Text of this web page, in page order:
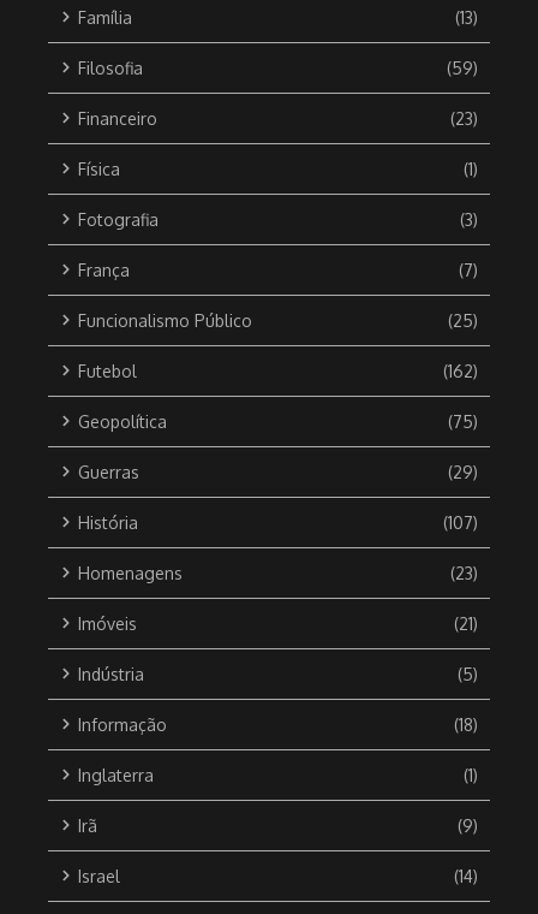
Família (13)
Filosofia (59)
Financeiro (23)
Física (1)
Fotografia (3)
França (7)
Funcionalismo Público (25)
Futebol (162)
Geopolítica (75)
Guerras (29)
História (107)
Homenagens (23)
Imóveis (21)
Indústria (5)
Informação (18)
Inglaterra (1)
Irã (9)
Israel (14)